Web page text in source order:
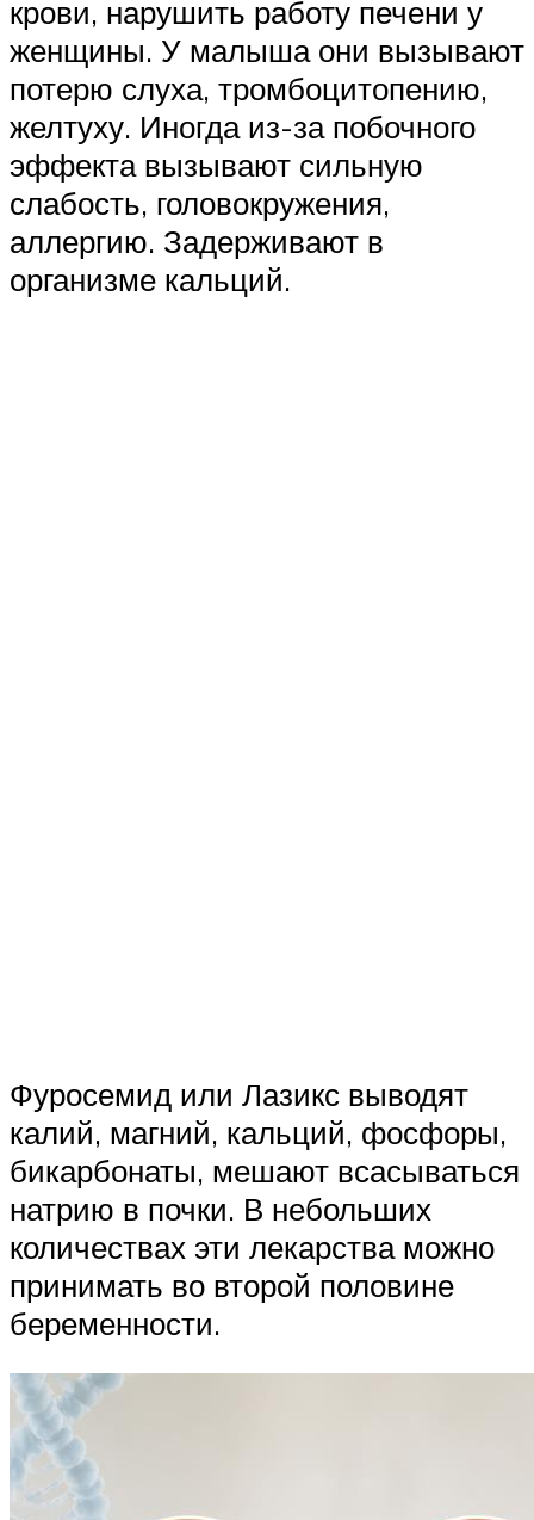
крови, нарушить работу печени у
женщины. У малыша они вызывают
потерю слуха, тромбоцитопению,
желтуху. Иногда из-за побочного
эффекта вызывают сильную
слабость, головокружения,
аллергию. Задерживают в
организме кальций.
Фуросемид или Лазикс выводят
калий, магний, кальций, фосфоры,
бикарбонаты, мешают всасываться
натрию в почки. В небольших
количествах эти лекарства можно
принимать во второй половине
беременности.